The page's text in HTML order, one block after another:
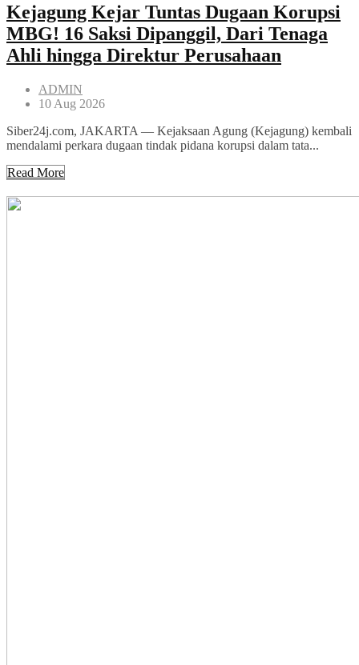
Kejagung Kejar Tuntas Dugaan Korupsi
MBG! 16 Saksi Dipanggil, Dari Tenaga
Ahli hingga Direktur Perusahaan
ADMIN
10 Aug 2026
Siber24j.com, JAKARTA — Kejaksaan Agung (Kejagung) kembali
mendalami perkara dugaan tindak pidana korupsi dalam tata...
Read More